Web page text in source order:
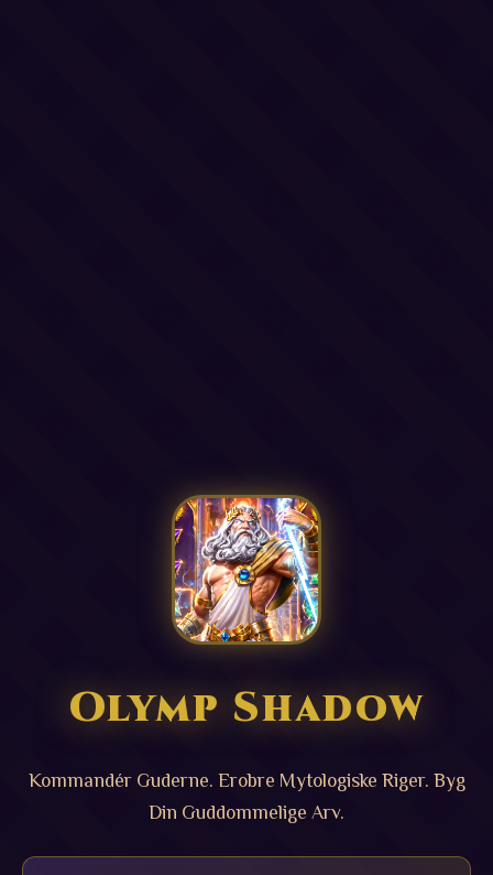
Olymp Shadow
Kommandér Guderne. Erobre Mytologiske Riger. Byg
Din Guddommelige Arv.